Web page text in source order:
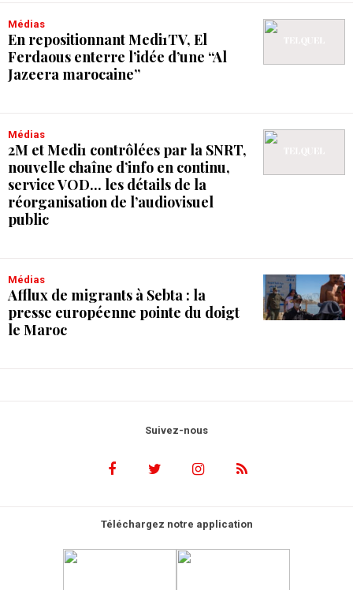
Médias
En repositionnant Medi1TV, El
Ferdaous enterre l’idée d’une “Al
Jazeera marocaine”
Médias
2M et Medi1 contrôlées par la SNRT,
nouvelle chaîne d’info en continu,
service VOD... les détails de la
réorganisation de l’audiovisuel
public
Médias
Afflux de migrants à Sebta : la
presse européenne pointe du doigt
le Maroc
Suivez-nous
Téléchargez notre application